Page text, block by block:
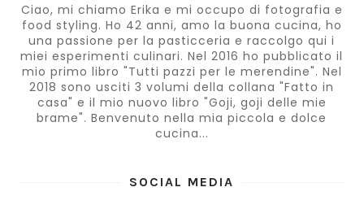
Ciao, mi chiamo Erika e mi occupo di fotografia e
food styling. Ho 42 anni, amo la buona cucina, ho
una passione per la pasticceria e raccolgo qui i
miei esperimenti culinari. Nel 2016 ho pubblicato il
mio primo libro "Tutti pazzi per le merendine". Nel
2018 sono usciti 3 volumi della collana "Fatto in
casa" e il mio nuovo libro "Goji, goji delle mie
brame". Benvenuto nella mia piccola e dolce
cucina...
SOCIAL MEDIA